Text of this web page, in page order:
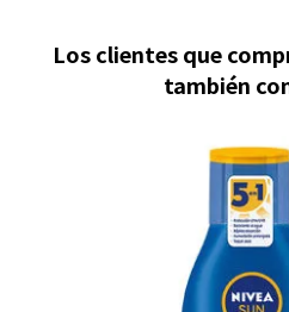
Los clientes que
también